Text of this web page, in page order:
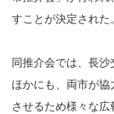
すことが決定された。
同推介会では、長
ほかにも、両市が
させるため様々な広